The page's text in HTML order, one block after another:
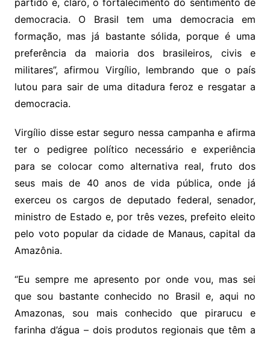
partido e, claro, o fortalecimento do sentimento de
democracia. O Brasil tem uma democracia em
formação, mas já bastante sólida, porque é uma
preferência da maioria dos brasileiros, civis e
militares”, afirmou Virgílio, lembrando que o país
lutou para sair de uma ditadura feroz e resgatar a
democracia.
Virgílio disse estar seguro nessa campanha e afirma
ter o pedigree político necessário e experiência
para se colocar como alternativa real, fruto dos
seus mais de 40 anos de vida pública, onde já
exerceu os cargos de deputado federal, senador,
ministro de Estado e, por três vezes, prefeito eleito
pelo voto popular da cidade de Manaus, capital da
Amazônia.
“Eu sempre me apresento por onde vou, mas sei
que sou bastante conhecido no Brasil e, aqui no
Amazonas, sou mais conhecido que pirarucu e
farinha d’água – dois produtos regionais que têm a